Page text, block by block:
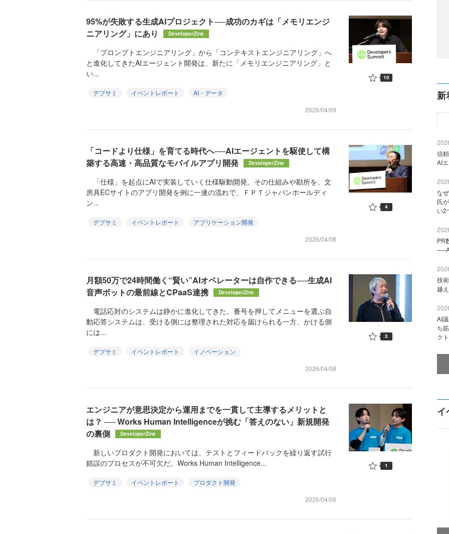
95%が失敗する生成AIプロジェクト──成功のカギは「メモリエンジ
ニアリング」にあり
DeveloperZine
「プロンプトエンジニアリング」から「コンテキストエンジニアリング」へ
と進化してきたAIエージェント開発は、新たに「メモリエンジニアリング」と
い...
デブサミ イベントレポート
AI・データ
2026/04/09
10
「コードより仕様」を育てる時代へ──AIエージェントを駆使して構
築する高速・高品質なモバイルアプリ開発
DeveloperZine
「仕様」を起点にAIで実装していく仕様駆動開発。その仕組みや勘所を、文
房具ECサイトのアプリ開発を例に一連の流れで、ＦＰＴジャパンホールディ
ン...
デブサミ イベントレポート
アプリケーション開発
2026/04/08
4
月額50万で24時間働く“賢い”AIオペレーターは自作できる──生成AI
音声ボットの最前線とCPaaS連携
DeveloperZine
電話応対のシステムは静かに進化してきた。番号を押してメニューを選ぶ自
動応答システムは、受ける側には整理された対応を届けられる一方、かける側
には...
デブサミ イベントレポート
イノベーション
2026/04/08
3
エンジニアが意思決定から運用までを一貫して主導するメリットと
は？ ── Works Human Intelligenceが挑む「答えのない」新規開発
の裏側
DeveloperZine
新しいプロダクト開発においては、テストとフィードバックを繰り返す試行
錯誤のプロセスが不可欠だ。Works Human Intelligence...
デブサミ イベントレポート
プロダクト開発
2026/04/08
1
新
信
AI
な
氏
い2
PR
技
越
AI
ち
ク
イ